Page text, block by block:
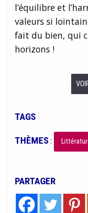
l’équilibre et
valeurs si
fait du bien, qui
horizons !
TAGS
THÈMES:
PARTAGER